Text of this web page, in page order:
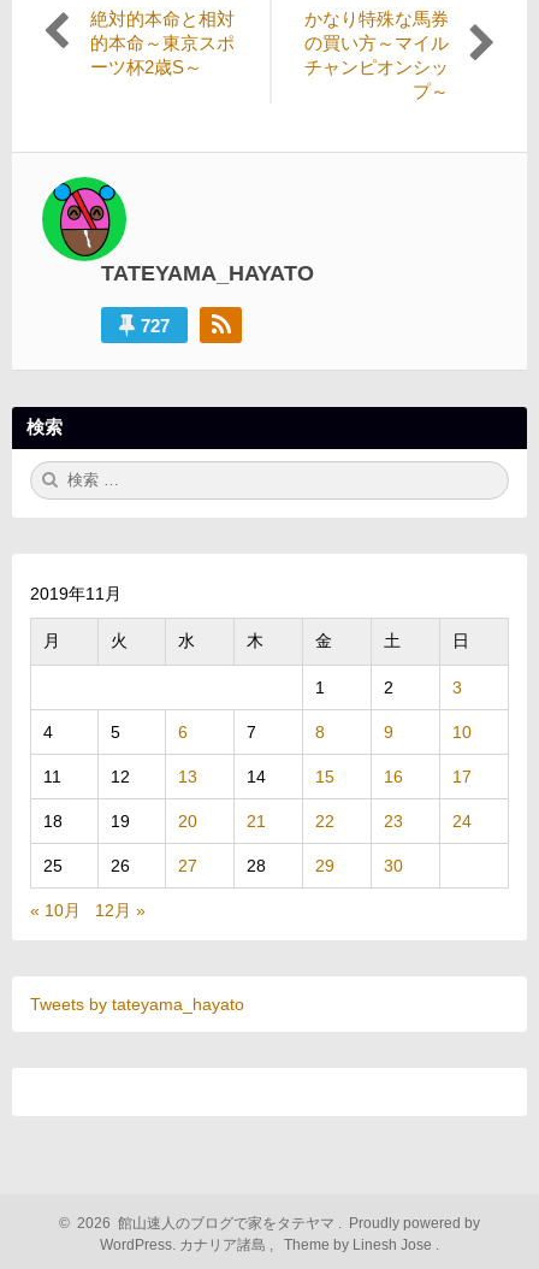
稿
ゲ
ー
シ
ョ
過
去
の
絶対的本命と相対
的本命～東京スポ
ーツ杯2歳S～
次
の
投
かなり特殊な馬券
の買い方～マイル
チャンピオンシッ
プ～
TATEYAMA_HAYATO
727
検索
検
索:
2019年11月
月 火 水 木 金 土 日
1 2 3
4 5 6 7 8 9 10
11 12 13 14 15 16 17
18 19 20 21 22 23 24
25 26 27 28 29 30
« 10月 12月 »
Tweets by tateyama_hayato
© 2026 館山速人のブログで家をタテヤマ . Proudly powered by
WordPress. カナリア諸島 , Theme by Linesh Jose .